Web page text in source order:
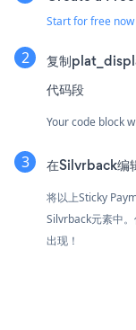
Start for free now
复制
代码段
Your code block
在Silvrback编
将以上Sticky
Silvrback元素中
出现！